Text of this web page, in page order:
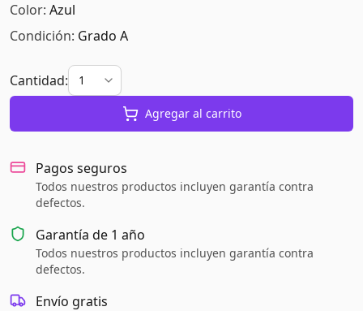
Color: Azul
Condición: Grado A
Cantidad:
Agregar al carrito
Pagos seguros
Todos nuestros productos incluyen garantía contra
defectos.
Garantía de 1 año
Todos nuestros productos incluyen garantía contra
defectos.
Envío gratis